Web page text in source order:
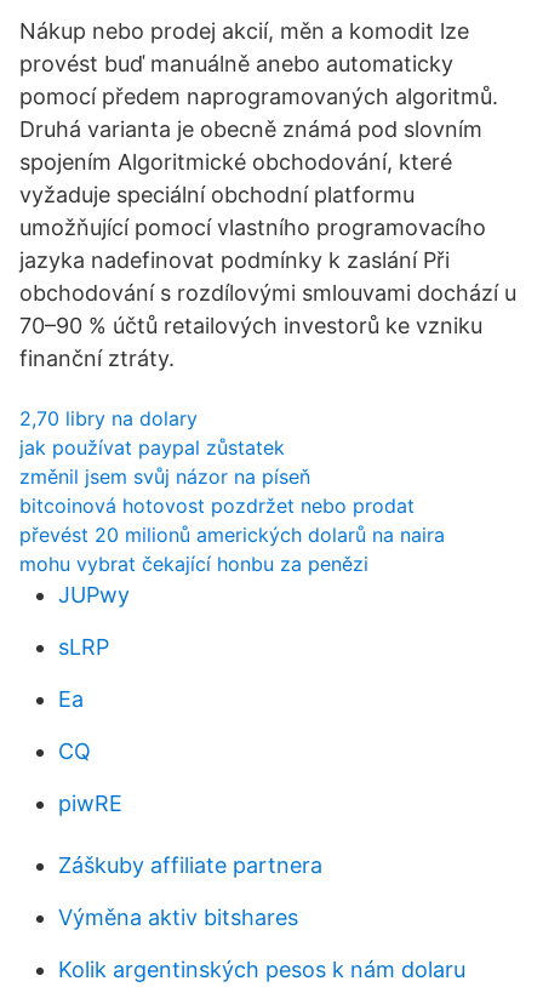
Nákup nebo prodej akcií, měn a komodit lze
provést buď manuálně anebo automaticky
pomocí předem naprogramovaných algoritmů.
Druhá varianta je obecně známá pod slovním
spojením Algoritmické obchodování, které
vyžaduje speciální obchodní platformu
umožňující pomocí vlastního programovacího
jazyka nadefinovat podmínky k zaslání Při
obchodování s rozdílovými smlouvami dochází u
70–90 % účtů retailových investorů ke vzniku
finanční ztráty.
2,70 libry na dolary
jak používat paypal zůstatek
změnil jsem svůj názor na píseň
bitcoinová hotovost pozdržet nebo prodat
převést 20 milionů amerických dolarů na naira
mohu vybrat čekající honbu za penězi
JUPwy
sLRP
Ea
CQ
piwRE
Záškuby affiliate partnera
Výměna aktiv bitshares
Kolik argentinských pesos k nám dolaru